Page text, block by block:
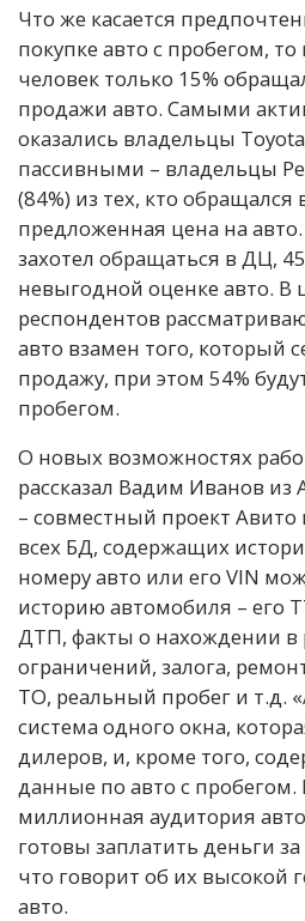
Что же касается
покупке авто с пробегом,
человек только 15%
продажи авто. Самыми
оказались владельцы
пассивными – владельцы
(84%) из тех, кто обращался
предложенная цена на
захотел обращаться в ДЦ,
невыгодной оценке авто. В
респондентов
авто взамен того, который
продажу, при этом 54%
пробегом.
О новых возможностях
рассказал Вадим Иванов из
– совместный проект Авито
всех БД, содержащих
номеру авто или его VIN
историю автомобиля – его
ДТП, факты о нахождении в
ограничений, залога,
ТО, реальный пробег и т.д.
система одного окна,
дилеров, и, кроме того,
данные по авто с пробегом.
миллионная аудитория
готовы заплатить деньги
что говорит об их высокой
авто.